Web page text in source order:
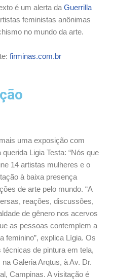
é um alerta da Guerrilla
feministas anônimas
no mundo da arte.
firminas.com.br
uma exposição com
Ligia Testa: “Nós que
14 artistas mulheres e o
à baixa presença
de arte pelo mundo. “A
reações, discussões,
de gênero nos acervos
as pessoas contemplem a
feminino”, explica Lígia. Os
de pintura em tela,
Galeria Arqtus, à Av. Dr.
Campinas. A visitação é